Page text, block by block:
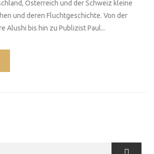
Österreich und der Schweiz kleine
und deren Fluchtgeschichte. Von der
Alushi bis hin zu Publizist Paul...